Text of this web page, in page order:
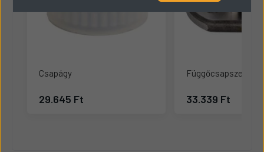
Csapágy
29.645 Ft
Függőcsapszeg
33.339 Ft